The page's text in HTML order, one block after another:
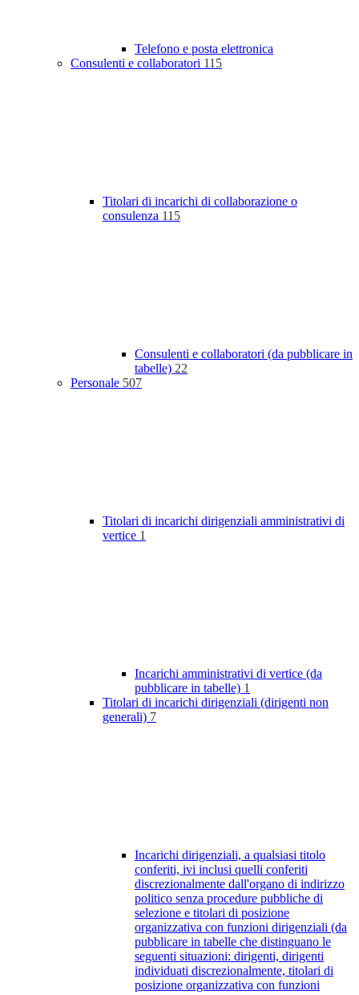
Telefono e posta elettronica
Consulenti e collaboratori 115
Titolari di incarichi di collaborazione o
consulenza 115
Consulenti e collaboratori (da pubblicare in
tabelle) 22
Personale 507
Titolari di incarichi dirigenziali amministrativi di
vertice 1
Incarichi amministrativi di vertice (da
pubblicare in tabelle) 1
Titolari di incarichi dirigenziali (dirigenti non
generali) 7
Incarichi dirigenziali, a qualsiasi titolo
conferiti, ivi inclusi quelli conferiti
discrezionalmente dall'organo di indirizzo
politico senza procedure pubbliche di
selezione e titolari di posizione
organizzativa con funzioni dirigenziali (da
pubblicare in tabelle che distinguano le
seguenti situazioni: dirigenti, dirigenti
individuati discrezionalmente, titolari di
posizione organizzativa con funzioni